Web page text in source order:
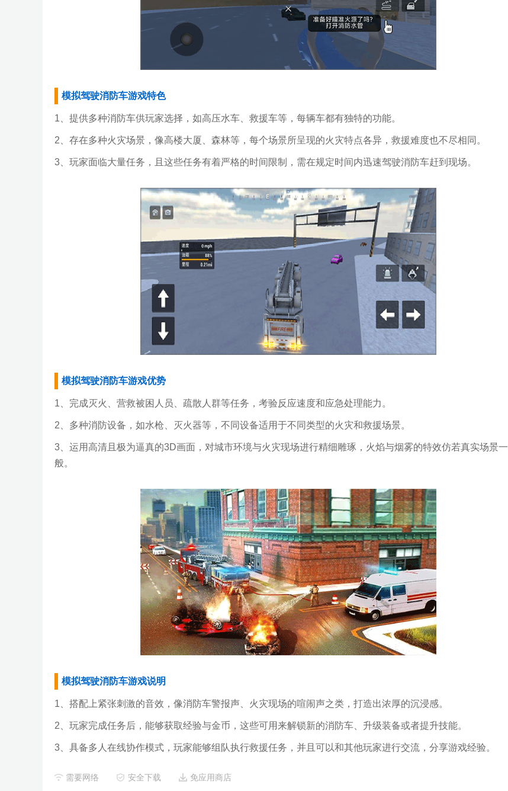
模拟驾驶消防车游戏特色
1、提供多种消防车供玩家选择，如高压水车、救援车等，每辆车都有独特的功能。
2、存在多种火灾场景，像高楼大厦、森林等，每个场景所呈现的火灾特点各异，救援难度也不尽相同。
3、玩家面临大量任务，且这些任务有着严格的时间限制，需在规定时间内迅速驾驶消防车赶到现场。
模拟驾驶消防车游戏优势
1、完成灭火、营救被困人员、疏散人群等任务，考验反应速度和应急处理能力。
2、多种消防设备，如水枪、灭火器等，不同设备适用于不同类型的火灾和救援场景。
3、运用高清且极为逼真的3D画面，对城市环境与火灾现场进行精细雕琢，火焰与烟雾的特效仿若真实场景一
般。
模拟驾驶消防车游戏说明
1、搭配上紧张刺激的音效，像消防车警报声、火灾现场的喧闹声之类，打造出浓厚的沉浸感。
2、玩家完成任务后，能够获取经验与金币，这些可用来解锁新的消防车、升级装备或者提升技能。
3、具备多人在线协作模式，玩家能够组队执行救援任务，并且可以和其他玩家进行交流，分享游戏经验。
需要网络 安全下载 免应用商店